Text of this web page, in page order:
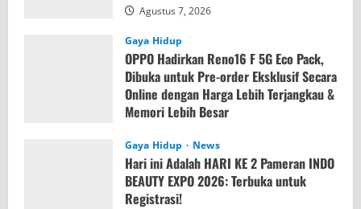
Agustus 7, 2026
Gaya Hidup
OPPO Hadirkan Reno16 F 5G Eco Pack,
Dibuka untuk Pre-order Eksklusif Secara
Online dengan Harga Lebih Terjangkau &
Memori Lebih Besar
Gaya Hidup
News
Hari ini Adalah HARI KE 2 Pameran INDO
BEAUTY EXPO 2026: Terbuka untuk
Registrasi!